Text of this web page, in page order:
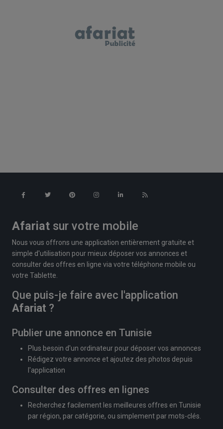
Afariat sur votre mobile
Nous vous offrons une application entièrement gratuite et
simple d'utilisation pour mieux déposer vos annonces et
consulter des offres en ligne via votre téléphone mobile ou
votre Tablette.
Que puis-je faire avec l'application
Afariat ?
Publier une annonce en Tunisie
Plus besoin d'un ordinateur pour déposer vos annonces
Rédigez votre annonce et ajoutez des photos depuis
l'application
Consulter des offres en lignes
Recherchez facilement les meilleures offres en Tunisie
par région, par catégorie, ou simplement par mots-clés.